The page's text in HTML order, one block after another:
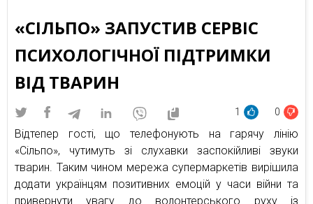
«СІЛЬПО» ЗАПУСТИВ СЕРВІС
ПСИХОЛОГІЧНОЇ ПІДТРИМКИ
ВІД ТВАРИН
1 0
Відтепер гості, що телефонують на гарячу лінію
«Сільпо», чутимуть зі слухавки заспокійливі звуки
тварин. Таким чином мережа супермаркетів вирішила
додати українцям позитивних емоцій у часи війни та
привернути увагу до волонтерського руху із